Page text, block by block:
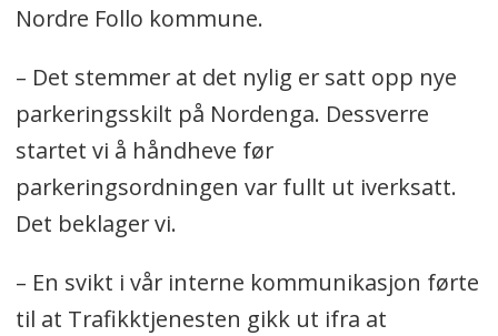
Nordre Follo kommune.
– Det stemmer at det nylig er satt opp nye
parkeringsskilt på Nordenga. Dessverre
startet vi å håndheve før
parkeringsordningen var fullt ut iverksatt.
Det beklager vi.
– En svikt i vår interne kommunikasjon førte
til at Trafikktjenesten gikk ut ifra at